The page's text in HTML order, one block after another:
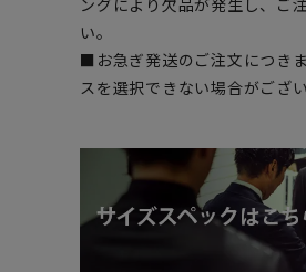
ングにより欠品が発生し、ご
い。
■お急ぎ発送のご注文につき
スを選択できない場合がござい